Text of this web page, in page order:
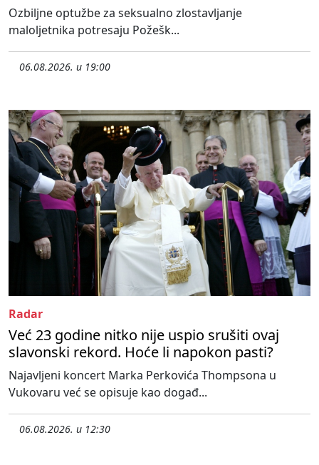
Ozbiljne optužbe za seksualno zlostavljanje
maloljetnika potresaju Požešk...
06.08.2026. u 19:00
Radar
Već 23 godine nitko nije uspio srušiti ovaj
slavonski rekord. Hoće li napokon pasti?
Najavljeni koncert Marka Perkovića Thompsona u
Vukovaru već se opisuje kao događ...
06.08.2026. u 12:30